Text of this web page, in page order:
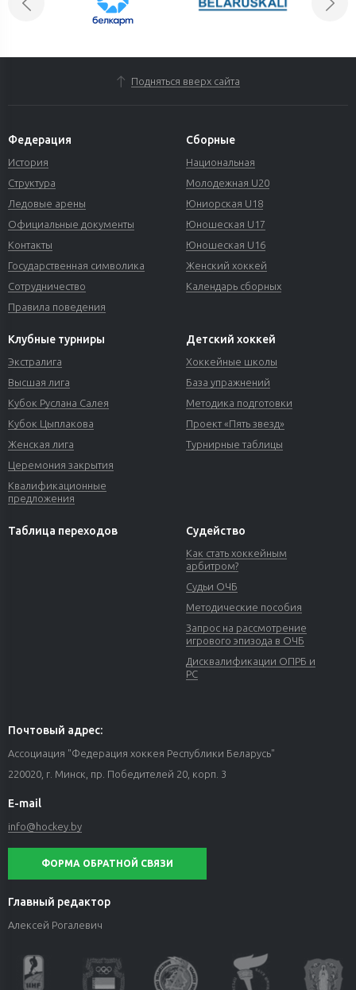
Подняться вверх сайта
Федерация
История
Структура
Ледовые арены
Официальные документы
Контакты
Государственная символика
Сотрудничество
Правила поведения
Сборные
Национальная
Молодежная U20
Юниорская U18
Юношеская U17
Юношеская U16
Женский хоккей
Календарь сборных
Клубные турниры
Экстралига
Высшая лига
Кубок Руслана Салея
Кубок Цыплакова
Женская лига
Церемония закрытия
Квалификационные
предложения
Детский хоккей
Хоккейные школы
База упражнений
Методика подготовки
Проект «Пять звезд»
Турнирные таблицы
Таблица переходов Судейство
Как стать хоккейным
арбитром?
Судьи ОЧБ
Методические пособия
Запрос на рассмотрение
игрового эпизода в ОЧБ
Дисквалификации ОПРБ и
РС
Почтовый адрес:
Ассоциация "Федерация хоккея Республики Беларусь"
220020, г. Минск, пр. Победителей 20, корп. 3
E-mail
info@hockey.by
ФОРМА ОБРАТНОЙ СВЯЗИ
Главный редактор
Алексей Рогалевич